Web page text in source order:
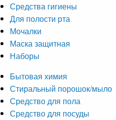
Средства гигиены
Для полости рта
Мочалки
Маска защитная
Наборы
Бытовая химия
Стиральный порошок/мыло
Средство для пола
Средство для посуды